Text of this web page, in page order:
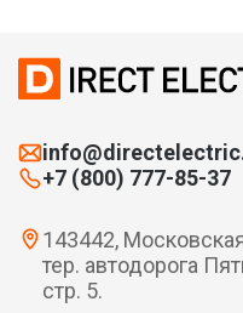
+7 (800) 777-85-37
143442,
тер. автодорога
стр. 5.